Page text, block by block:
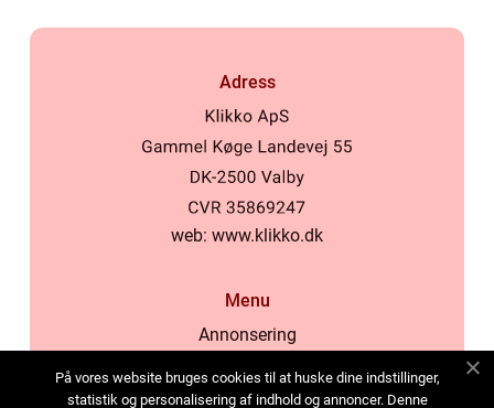
Adress
web: www.klikko.dk
Menu
Annonsering
Cookies
På vores website bruges cookies til at huske dine indstillinger,
statistik og personalisering af indhold og annoncer. Denne